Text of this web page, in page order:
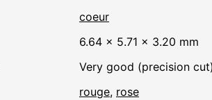
coeur
6.64 × 5.71 × 3.20 mm
Very good (precision cut)
rouge, rose